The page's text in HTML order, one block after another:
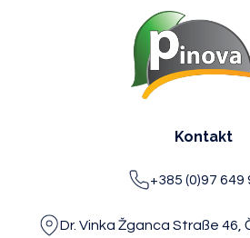
Kontakt
+385 (0)97 649
Dr. Vinka Žganca Straße 46,